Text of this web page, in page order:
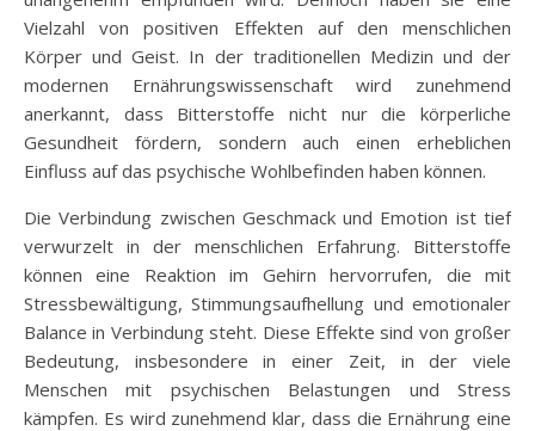
Vielzahl von positiven Effekten auf den menschlichen
Körper und Geist. In der traditionellen Medizin und der
modernen Ernährungswissenschaft wird zunehmend
anerkannt, dass Bitterstoffe nicht nur die körperliche
Gesundheit fördern, sondern auch einen erheblichen
Einfluss auf das psychische Wohlbefinden haben können.
Die Verbindung zwischen Geschmack und Emotion ist tief
verwurzelt in der menschlichen Erfahrung. Bitterstoffe
können eine Reaktion im Gehirn hervorrufen, die mit
Stressbewältigung, Stimmungsaufhellung und emotionaler
Balance in Verbindung steht. Diese Effekte sind von großer
Bedeutung, insbesondere in einer Zeit, in der viele
Menschen mit psychischen Belastungen und Stress
kämpfen. Es wird zunehmend klar, dass die Ernährung eine